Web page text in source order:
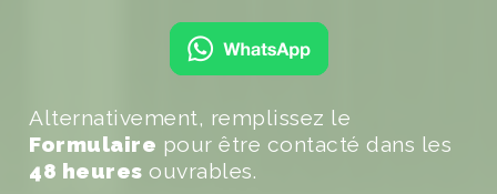
Alternativement, remplissez le
Formulaire pour être contacté dans les
48 heures ouvrables.